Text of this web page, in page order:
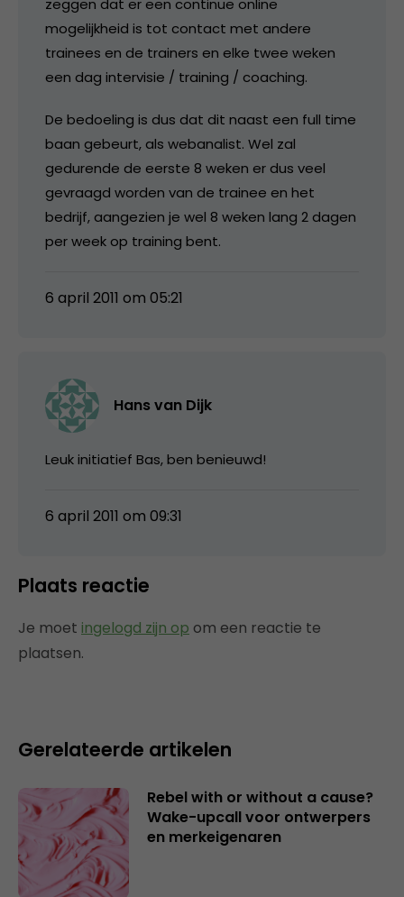
zeggen dat er een continue online
mogelijkheid is tot contact met andere
trainees en de trainers en elke twee weken
een dag intervisie / training / coaching.
De bedoeling is dus dat dit naast een full time
baan gebeurt, als webanalist. Wel zal
gedurende de eerste 8 weken er dus veel
gevraagd worden van de trainee en het
bedrijf, aangezien je wel 8 weken lang 2 dagen
per week op training bent.
6 april 2011 om 05:21
Hans van Dijk
Leuk initiatief Bas, ben benieuwd!
6 april 2011 om 09:31
Plaats reactie
Je moet ingelogd zijn op om een reactie te
plaatsen.
Gerelateerde artikelen
Rebel with or without a cause?
Wake-upcall voor ontwerpers
en merkeigenaren